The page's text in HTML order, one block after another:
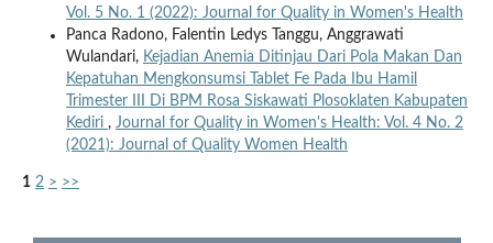
Vol. 5 No. 1 (2022): Journal for Quality in Women's Health
Panca Radono, Falentin Ledys Tanggu, Anggrawati
Wulandari, Kejadian Anemia Ditinjau Dari Pola Makan Dan
Kepatuhan Mengkonsumsi Tablet Fe Pada Ibu Hamil
Trimester III Di BPM Rosa Siskawati Plosoklaten Kabupaten
Kediri , Journal for Quality in Women's Health: Vol. 4 No. 2
(2021): Journal of Quality Women Health
1 2 > >>